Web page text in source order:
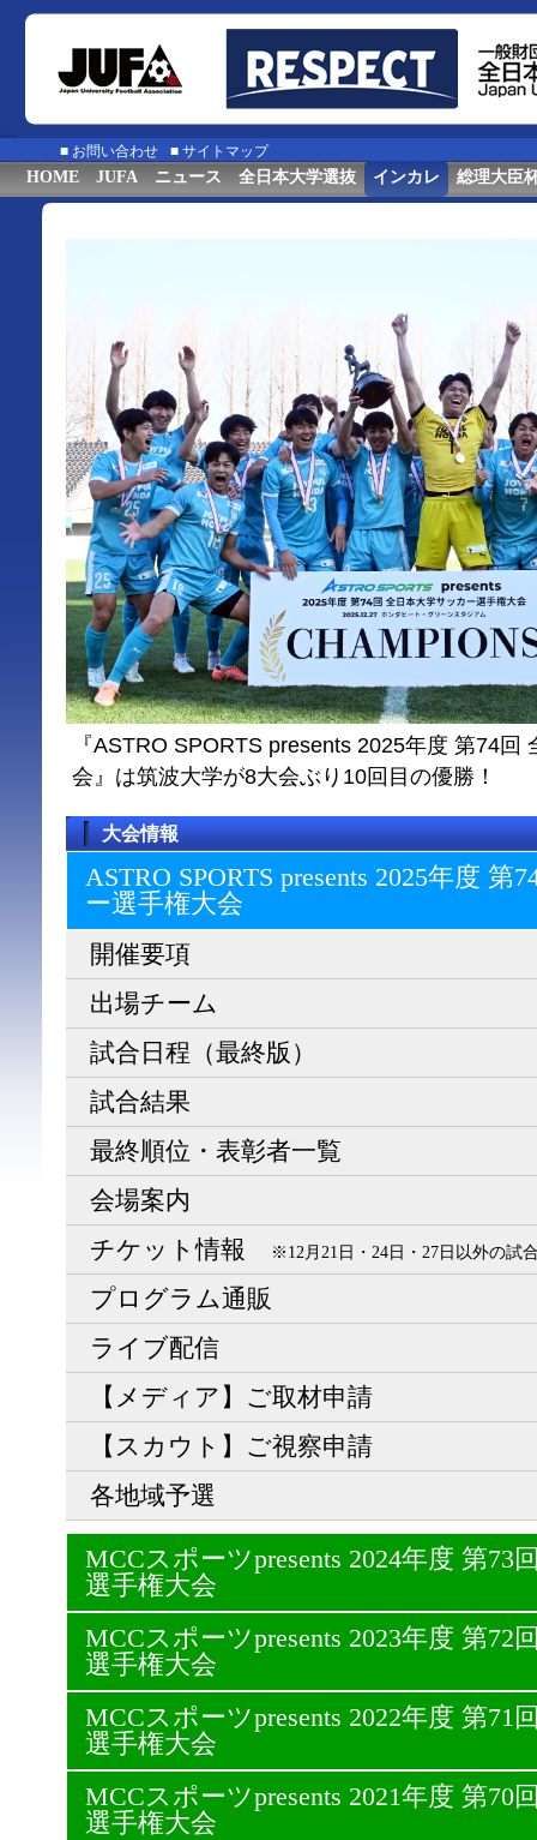
■ お問い合わせ ■ サイトマップ
HOME JUFA ニュース 全日本大学選抜 インカレ 総理大臣
『ASTRO SPORTS presents 2025年度 第74回
会』は筑波大学が8大会ぶり10回目の優勝！
大会情報
ASTRO SPORTS presents 2025年度
ー選⼿権⼤会
開催要項
出場チーム
試合日程（最終版）
試合結果
最終順位・表彰者一覧
会場案内
チケット情報
※12月21日・24日・27日以外の試
プログラム通販
ライブ配信
【メディア】ご取材申請
【スカウト】ご視察申請
各地域予選
MCCスポーツpresents 2024年度 第73
選手権大会
MCCスポーツpresents 2023年度 第72
選手権大会
MCCスポーツpresents 2022年度 第71
選手権大会
MCCスポーツpresents 2021年度 第70
選手権大会